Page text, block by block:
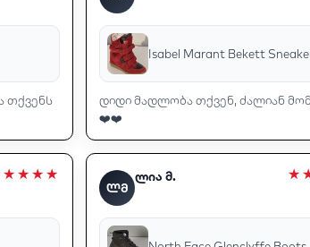
თქვენს
Isabel Marant Bekett
დიდი მადლობა თქვენ, ძალიან
❤️❤️
ᲚᲛ
ლია მ.